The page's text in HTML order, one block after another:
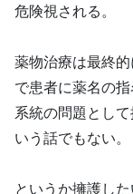
危険視される。
薬物治療は最終
で患者に薬名の
系統の問題とし
いう話でもない。
というか擁護し